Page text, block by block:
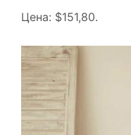
Цена: $151,80.